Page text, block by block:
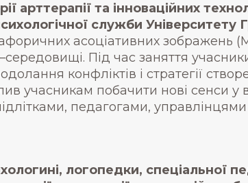
арттерапії та інноваційних
служби Університету
асоціативних зображень
Під час заняття
конфліктів і стратегії
учасникам побачити нові сенси у
педагогами, управлінцями
логопедки, спеціальної